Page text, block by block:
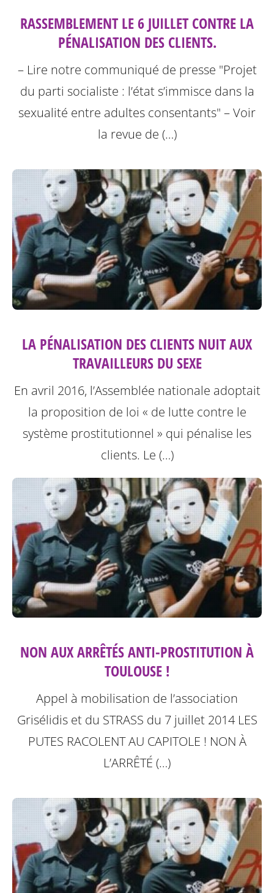
RASSEMBLEMENT LE 6 JUILLET CONTRE LA
PÉNALISATION DES CLIENTS.
– Lire notre communiqué de presse "Projet
du parti socialiste : l’état s’immisce dans la
sexualité entre adultes consentants" – Voir
la revue de (…)
LA PÉNALISATION DES CLIENTS NUIT AUX
TRAVAILLEURS DU SEXE
En avril 2016, l’Assemblée nationale adoptait
la proposition de loi « de lutte contre le
système prostitutionnel » qui pénalise les
clients. Le (…)
NON AUX ARRÊTÉS ANTI-PROSTITUTION À
TOULOUSE !
Appel à mobilisation de l’association
Grisélidis et du STRASS du 7 juillet 2014 LES
PUTES RACOLENT AU CAPITOLE ! NON À
L’ARRÊTÉ (…)